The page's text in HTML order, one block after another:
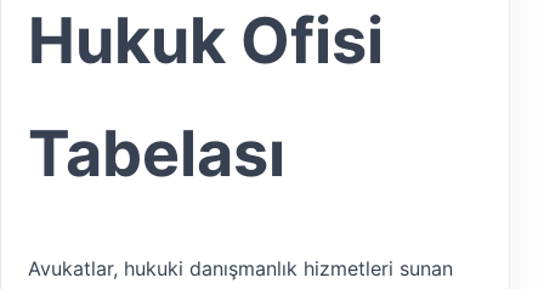
Hukuk Ofisi
Tabelası
Avukatlar, hukuki danışmanlık hizmetleri sunan